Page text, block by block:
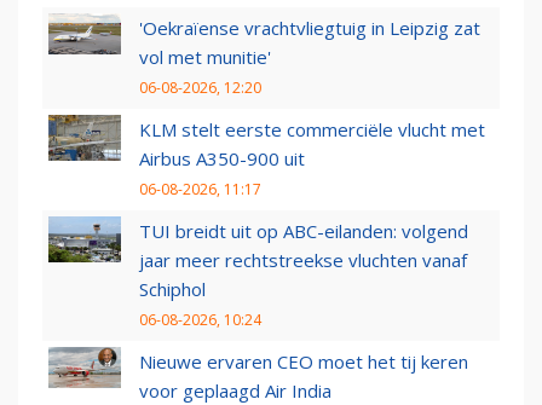
'Oekraïense vrachtvliegtuig in Leipzig zat
vol met munitie'
06-08-2026, 12:20
KLM stelt eerste commerciële vlucht met
Airbus A350-900 uit
06-08-2026, 11:17
TUI breidt uit op ABC-eilanden: volgend
jaar meer rechtstreekse vluchten vanaf
Schiphol
06-08-2026, 10:24
Nieuwe ervaren CEO moet het tij keren
voor geplaagd Air India